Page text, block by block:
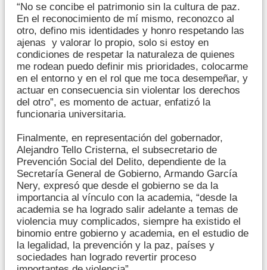
“No se concibe el patrimonio sin la cultura de paz.
En el reconocimiento de mí mismo, reconozco al
otro, defino mis identidades y honro respetando las
ajenas y valorar lo propio, solo si estoy en
condiciones de respetar la naturaleza de quienes
me rodean puedo definir mis prioridades, colocarme
en el entorno y en el rol que me toca desempeñar, y
actuar en consecuencia sin violentar los derechos
del otro”, es momento de actuar, enfatizó la
funcionaria universitaria.
Finalmente, en representación del gobernador,
Alejandro Tello Cristerna, el subsecretario de
Prevención Social del Delito, dependiente de la
Secretaría General de Gobierno, Armando García
Nery, expresó que desde el gobierno se da la
importancia al vínculo con la academia, “desde la
academia se ha logrado salir adelante a temas de
violencia muy complicados, siempre ha existido el
binomio entre gobierno y academia, en el estudio de
la legalidad, la prevención y la paz, países y
sociedades han logrado revertir proceso